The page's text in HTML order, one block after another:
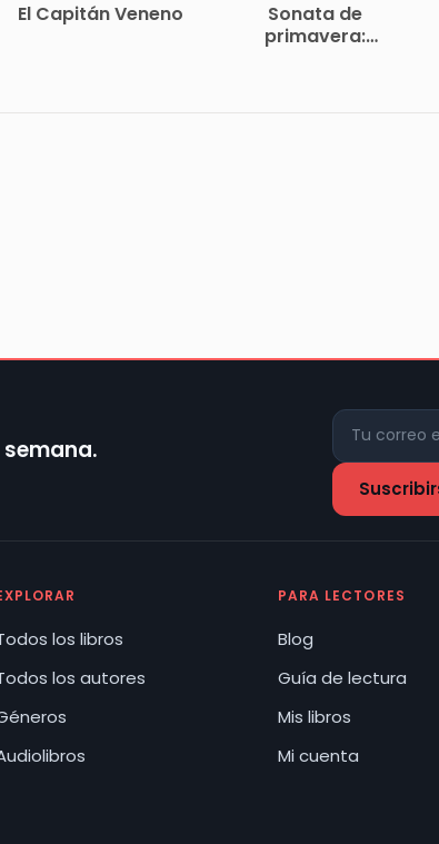
El Capitán Veneno
Sonata de
primavera:
los libros
los autores
PARA LECTORES
Blog
Guía de lectura
Mis libros
Mi cuenta